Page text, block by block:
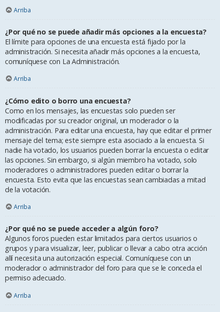
Arriba
¿Por qué no se puede añadir más opciones a la encuesta?
El límite para opciones de una encuesta está fijado por la
administración. Si necesita añadir más opciones a la encuesta,
comuníquese con La Administración.
Arriba
¿Cómo edito o borro una encuesta?
Como en los mensajes, las encuestas solo pueden ser
modificadas por su creador original, un moderador o la
administración. Para editar una encuesta, hay que editar el primer
mensaje del tema; este siempre esta asociado a la encuesta. Si
nadie ha votado, los usuarios pueden borrar la encuesta o editar
las opciones. Sin embargo, si algún miembro ha votado, solo
moderadores o administradores pueden editar o borrar la
encuesta. Esto evita que las encuestas sean cambiadas a mitad
de la votación.
Arriba
¿Por qué no se puede acceder a algún foro?
Algunos foros pueden estar limitados para ciertos usuarios o
grupos y para visualizar, leer, publicar o llevar a cabo otra acción
allí necesita una autorización especial. Comuníquese con un
moderador o administrador del foro para que se le conceda el
permiso adecuado.
Arriba